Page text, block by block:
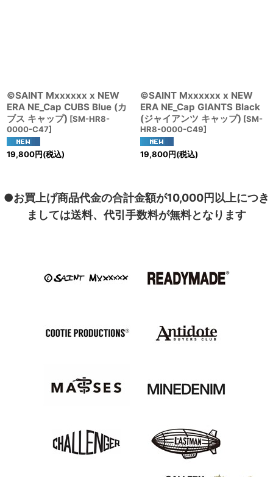
©SAINT Mxxxxxx x NEW
ERA NE_Cap CUBS Blue (カ
ブス キャップ) [SM-HR8-
0000-C47]
19,800円(税込)
©SAINT Mxxxxxx x NEW
ERA NE_Cap GIANTS Black
(ジャイアンツ キャップ) [SM-
HR8-0000-C49]
19,800円(税込)
●お買上げ商品代金の合計金額が10,000円以上につき
ましては送料、代引手数料が無料となります